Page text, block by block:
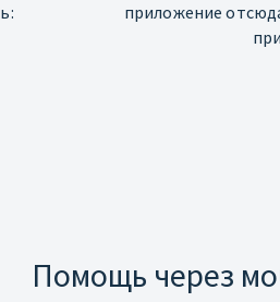
приложение
Помощь через